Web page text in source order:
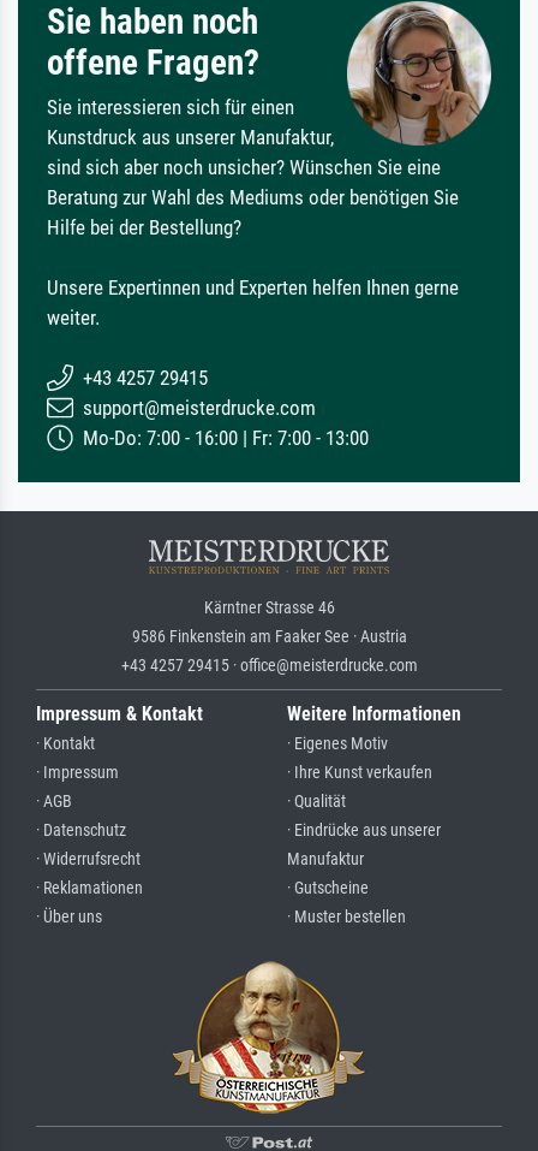
Sie haben noch
offene Fragen?
Sie interessieren sich für einen
Kunstdruck aus unserer Manufaktur,
sind sich aber noch unsicher? Wünschen Sie eine
Beratung zur Wahl des Mediums oder benötigen Sie
Hilfe bei der Bestellung?
Unsere Expertinnen und Experten helfen Ihnen gerne
weiter.
+43 4257 29415
support@meisterdrucke.com
Mo-Do: 7:00 - 16:00 | Fr: 7:00 - 13:00
Kärntner Strasse 46
9586 Finkenstein am Faaker See · Austria
+43 4257 29415 · office@meisterdrucke.com
Impressum & Kontakt
· Kontakt
· Impressum
· AGB
· Datenschutz
· Widerrufsrecht
· Reklamationen
· Über uns
Weitere Informationen
· Eigenes Motiv
· Ihre Kunst verkaufen
· Qualität
· Eindrücke aus unserer
Manufaktur
· Gutscheine
· Muster bestellen